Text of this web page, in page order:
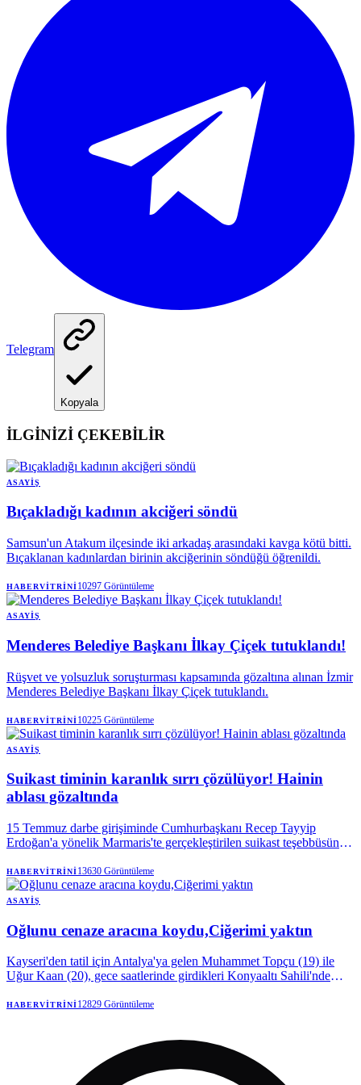
Telegram
Kopyala
İLGİNİZİ ÇEKEBİLİR
ASAYIŞ
Bıçakladığı kadının akciğeri söndü
Samsun'un Atakum ilçesinde iki arkadaş arasındaki kavga kötü bitti.
Bıçaklanan kadınlardan birinin akciğerinin söndüğü öğrenildi.
HABERVITRINI10297 Görüntüleme
ASAYIŞ
Menderes Belediye Başkanı İlkay Çiçek tutuklandı!
Rüşvet ve yolsuzluk soruşturması kapsamında gözaltına alınan İzmir
Menderes Belediye Başkanı İlkay Çiçek tutuklandı.
HABERVITRINI10225 Görüntüleme
ASAYIŞ
Suikast timinin karanlık sırrı çözülüyor! Hainin
ablası gözaltında
15 Temmuz darbe girişiminde Cumhurbaşkanı Recep Tayyip
Erdoğan'a yönelik Marmaris'te gerçekleştirilen suikast teşebbüsüne
Karatepe 2 gün önce tutuklanmıştı.
HABERVITRINI13630 Görüntüleme
ASAYIŞ
Oğlunu cenaze aracına koydu,Ciğerimi yaktın
Kayseri'den tatil için Antalya'ya gelen Muhammet Topçu (19) ile
Uğur Kaan (20), gece saatlerinde girdikleri Konyaaltı Sahili'nde
cenaze aracına taşıyan Muhammet Topçu'nun babasının feryadı
HABERVITRINI12829 Görüntüleme